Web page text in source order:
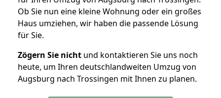
Ob Sie nun eine kleine Wohnung oder ein großes
Haus umziehen, wir haben die passende Lösung
für Sie.
Zögern Sie nicht und kontaktieren Sie uns noch
heute, um Ihren deutschlandweiten Umzug von
Augsburg nach Trossingen mit Ihnen zu planen.